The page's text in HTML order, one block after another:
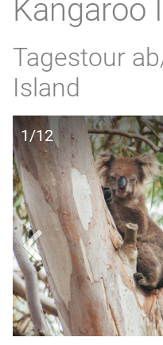
Kangaroo
Tagestour
Island
1/12